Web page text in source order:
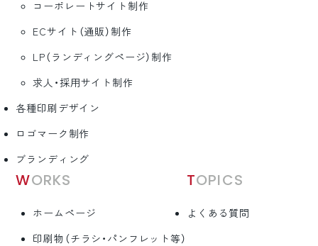
コーポレートサイト制作
ECサイト（通販）制作
LP（ランディングページ）制作
求人・採用サイト制作
各種印刷デザイン
ロゴマーク制作
ブランディング
WORKS
ホームページ
印刷物（チラシ・パンフレット等）
TOPICS
よくある質問